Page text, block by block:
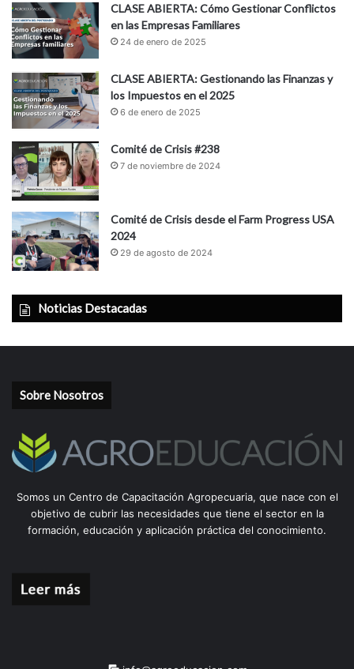
CLASE ABIERTA: Cómo Gestionar Conflictos
en las Empresas Familiares
24 de enero de 2025
CLASE ABIERTA: Gestionando las Finanzas y
los Impuestos en el 2025
6 de enero de 2025
Comité de Crisis #238
7 de noviembre de 2024
Comité de Crisis desde el Farm Progress USA
2024
29 de agosto de 2024
Noticias Destacadas
Sobre Nosotros
Somos un Centro de Capacitación Agropecuaria, que nace con el
objetivo de cubrir las necesidades que tiene el sector en la
formación, educación y aplicación práctica del conocimiento.